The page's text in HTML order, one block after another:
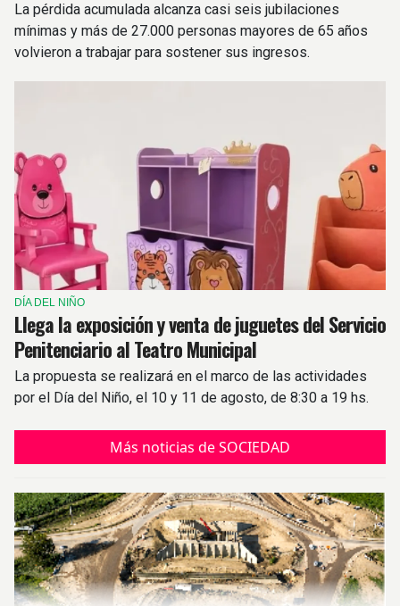
La pérdida acumulada alcanza casi seis jubilaciones
mínimas y más de 27.000 personas mayores de 65 años
volvieron a trabajar para sostener sus ingresos.
DÍA DEL NIÑO
Llega la exposición y venta de juguetes del Servicio
Penitenciario al Teatro Municipal
La propuesta se realizará en el marco de las actividades
por el Día del Niño, el 10 y 11 de agosto, de 8:30 a 19 hs.
Más noticias de SOCIEDAD